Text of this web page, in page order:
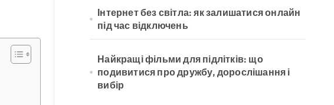
Інтернет без світла: як залишатися онлайн
під час відключень
Найкращі фільми для підлітків: що
подивитися про дружбу, дорослішання і
вибір